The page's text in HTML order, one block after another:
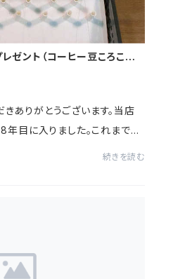
ゼント（コーヒー豆ころころ
ありがとうございます。当店
目に入りました。これまでの
続きを読む